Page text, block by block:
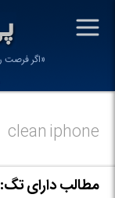
-
«اگر فرصت
clean iphone
مطالب دارای تگ: clean iphone